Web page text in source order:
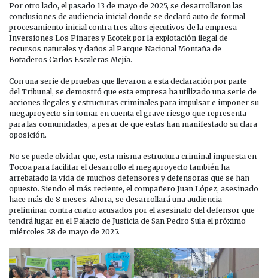
Por otro lado, el pasado 13 de mayo de 2025, se desarrollaron las
conclusiones de audiencia inicial donde se declaró auto de formal
procesamiento inicial contra tres altos ejecutivos de la empresa
Inversiones Los Pinares y Ecotek por la explotación ilegal de
recursos naturales y daños al Parque Nacional Montaña de
Botaderos Carlos Escaleras Mejía.
Con una serie de pruebas que llevaron a esta declaración por parte
del Tribunal, se demostró que esta empresa ha utilizado una serie de
acciones ilegales y estructuras criminales para impulsar e imponer su
megaproyecto sin tomar en cuenta el grave riesgo que representa
para las comunidades, a pesar de que estas han manifestado su clara
oposición.
No se puede olvidar que, esta misma estructura criminal impuesta en
Tocoa para facilitar el desarrollo el megaproyecto también ha
arrebatado la vida de muchos defensores y defensoras que se han
opuesto. Siendo el más reciente, el compañero Juan López, asesinado
hace más de 8 meses. Ahora, se desarrollará una audiencia
preliminar contra cuatro acusados por el asesinato del defensor que
tendrá lugar en el Palacio de Justicia de San Pedro Sula el próximo
miércoles 28 de mayo de 2025.